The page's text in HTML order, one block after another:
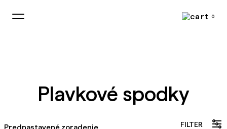
0
Plavkové spodky
FILTER